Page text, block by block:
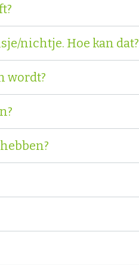
nichtje. Hoe kan dat?
wordt?